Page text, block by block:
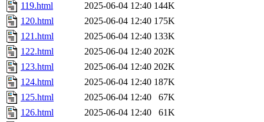
119.html
2025-06-04 12:40 144K
120.html
2025-06-04 12:40 175K
121.html
2025-06-04 12:40 133K
122.html
2025-06-04 12:40 202K
123.html
2025-06-04 12:40 202K
124.html
2025-06-04 12:40 187K
125.html
2025-06-04 12:40
67K
126.html
2025-06-04 12:40
61K